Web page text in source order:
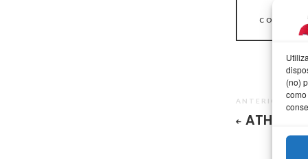
(no)
ANTERIOR